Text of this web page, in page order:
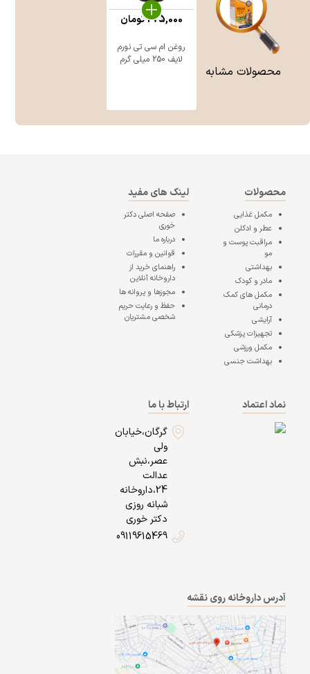
محصولات مشابه
روغن ام سی تی نورم
لایف 250 میلی گرم
275,000تومان
محصولات
مکمل غذایی
عطر و ادکلن
مراقبت پوست و
مو
بهداشتی
مادر و کودک
مکمل های کمک
درمانی
آرایشی
تجهیزات پزشکی
مکمل ورزشی
بهداشت جنسی
لینک های مفید
صفحه اصلیدکتر
خوری
درباره ما
قوانین و مقررات
راهنمای خرید از
داروخانه آنلاین
مجوزها و پروانه ها
حفظ و رعایت حریم
شخصی مشتریان
نماد اعتماد
ارتباط با ما
گرگان،خیابان
ولی
عصر،نبش
عدالت
24،داروخانه
شبانه روزی
دکتر خوری
09119615469
آدرس داروخانه روی نقشه